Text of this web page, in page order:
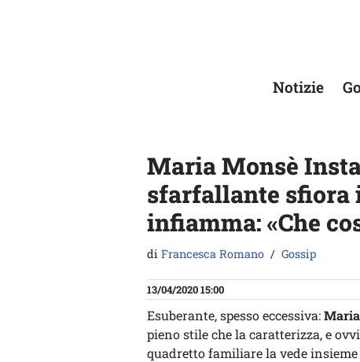
Notizie
Maria Monsè
sfarfallante sfiora
infiamma: «Che
di Francesca Romano Gossip
13/04/2020 15:00
Esuberante, spesso eccessiva:
pieno stile che la caratterizza, e
quadretto familiare la vede